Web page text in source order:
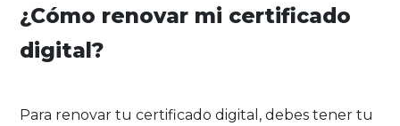
¿Cómo renovar mi certificado
digital?
Para renovar tu certificado digital, debes tener tu